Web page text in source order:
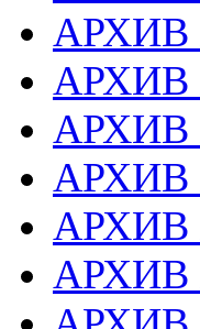
АРХИВ
АРХИВ
АРХИВ
АРХИВ
АРХИВ
АРХИВ